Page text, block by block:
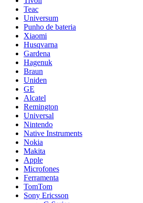
Teac
Universum
Punho de bateria
Xiaomi
Husqvarna
Gardena
Hagenuk
Braun
Uniden
GE
Alcatel
Remington
Universal
Nintendo
Native Instruments
Nokia
Makita
Apple
Microfones
Ferramenta
TomTom
Sony Ericsson